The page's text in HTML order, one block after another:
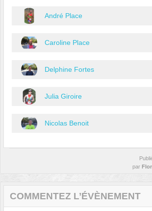
André Place
Caroline Place
Delphine Fortes
Julia Giroire
Nicolas Benoit
par
COMMENTEZ L’ÉVÈNEMENT